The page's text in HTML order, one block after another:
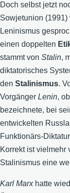
Doch selbst jetzt
Sowjetunion
Leninismus
einen doppelten
stammt von Stalin,
diktatorisches
den Stalinismus.
Vorgänger Lenin,
bezeichnete, bei
entwickelten
Funktionärs-
Korrekt ist vielmehr
Stalinismus eine
Karl Marxhatte